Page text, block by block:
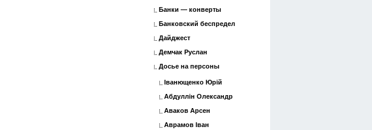
Банки — конверты
Банковский беспредел
Дайджест
Демчак Руслан
Досье на персоны
Іванющенко Юрій
Абдуллін Олександр
Аваков Арсен
Аврамов Іван